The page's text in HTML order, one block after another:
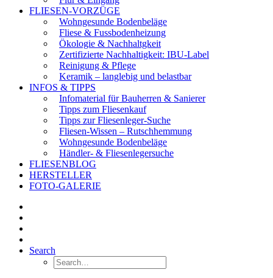
FLIESEN-VORZÜGE
Wohngesunde Bodenbeläge
Fliese & Fussbodenheizung
Ökologie & Nachhaltgkeit
Zertifizierte Nachhaltigkeit: IBU-Label
Reinigung & Pflege
Keramik – langlebig und belastbar
INFOS & TIPPS
Infomaterial für Bauherren & Sanierer
Tipps zum Fliesenkauf
Tipps zur Fliesenleger-Suche
Fliesen-Wissen – Rutschhemmung
Wohngesunde Bodenbeläge
Händler- & Fliesenlegersuche
FLIESENBLOG
HERSTELLER
FOTO-GALERIE
Search